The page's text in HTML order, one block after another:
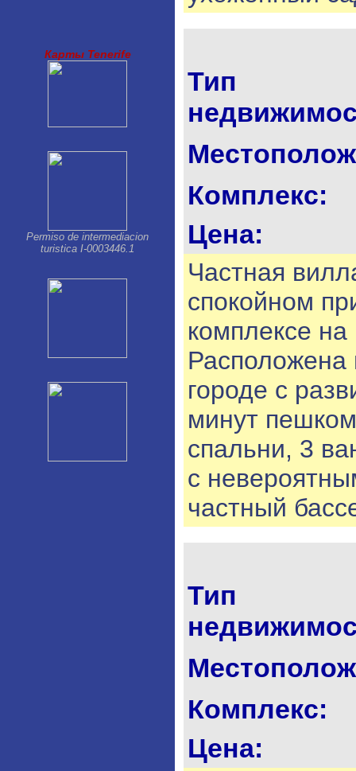
Playa San Juan
Puerto de la Cruz
Карты Tenerife
Permiso de intermediacion
turistica I-0003446.1
Тип
Комплекс:
Цена:
Частная
спокойном
комплексе
городе с
минут
спальни, 3
с
частный
Тип
Комплекс:
Цена: